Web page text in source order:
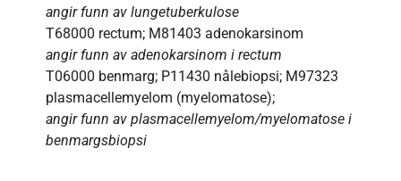
angir funn av lungetuberkulose
T68000 rectum; M81403 adenokarsinom
angir funn av adenokarsinom i rectum
T06000 benmarg; P11430 nålebiopsi; M97323
plasmacellemyelom (myelomatose);
angir funn av plasmacellemyelom/myelomatose i
benmargsbiopsi